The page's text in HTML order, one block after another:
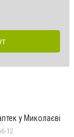
у Миколаєві
12